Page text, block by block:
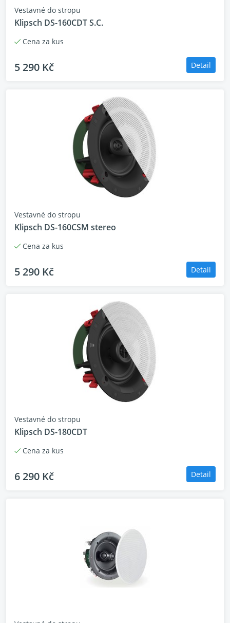
Vestavné do stropu
Klipsch DS-160CDT S.C.
Cena za kus
5 290 Kč Detail
Vestavné do stropu
Klipsch DS-160CSM stereo
Cena za kus
5 290 Kč Detail
Vestavné do stropu
Klipsch DS-180CDT
Cena za kus
6 290 Kč Detail